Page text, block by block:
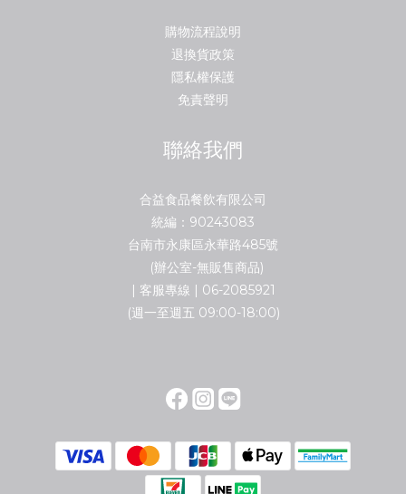
購物流程說明
退換貨政策
隱私權保護
免責聲明
聯絡我們
合益食品餐飲有限公司
統編：90243083
台南市永康區永華路485號
(辦公室-無販售商品)
| 客服專線 | 06-2085921
(週一至週五 09:00-18:00)